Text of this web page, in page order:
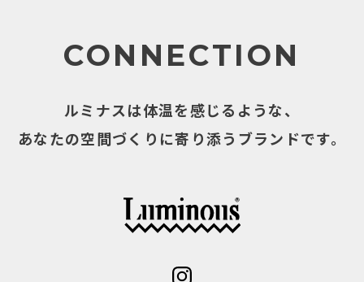
CONNECTION
ルミナスは体温を感じるような、
あなたの空間づくりに寄り添うブランドです。